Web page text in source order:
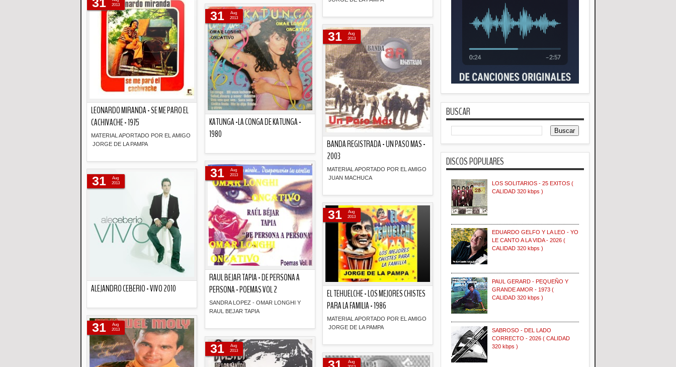
LEONARDO MIRANDA - SE ME PARO EL
CACHIVACHE - 1975
MATERIAL APORTADO POR EL AMIGO
JORGE DE LA PAMPA
2013
KATUNGA -LA CONGA DE KATUNGA -
1980
31
Aug
2013
BANDA REGISTRADA - UN PASO MAS -
2003
MATERIAL APORTADO POR EL AMIGO
JUAN MACHUCA
31
Aug
2013
RAUL BEJAR TAPIA - DE PERSONA A
PERSONA - POEMAS VOL 2
SANDRA LOPEZ - OMAR LONGHI Y
RAUL BEJAR TAPIA
31
Aug
2013
ALEJANDRO CEBERIO - VIVO 2010
31
Aug
2013
EL TEHUELCHE - LOS MEJORES CHISTES
PARA LA FAMILIA - 1986
MATERIAL APORTADO POR EL AMIGO
JORGE DE LA PAMPA
31
Aug
2013
31
Aug
2013
31
Aug
2013
Aug
BUSCAR
DISCOS POPULARES
LOS SOLITARIOS - 25 EXITOS (
CALIDAD 320 kbps )
EDUARDO GELFO Y LA LEO - YO
LE CANTO A LA VIDA - 2026 (
CALIDAD 320 kbps )
PAUL GERARD - PEQUEÑO Y
GRANDE AMOR - 1973 (
CALIDAD 320 kbps )
SABROSO - DEL LADO
CORRECTO - 2026 ( CALIDAD
320 kbps )